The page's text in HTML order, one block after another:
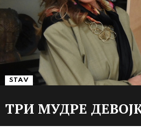
STAV
ТРИ МУДРЕ